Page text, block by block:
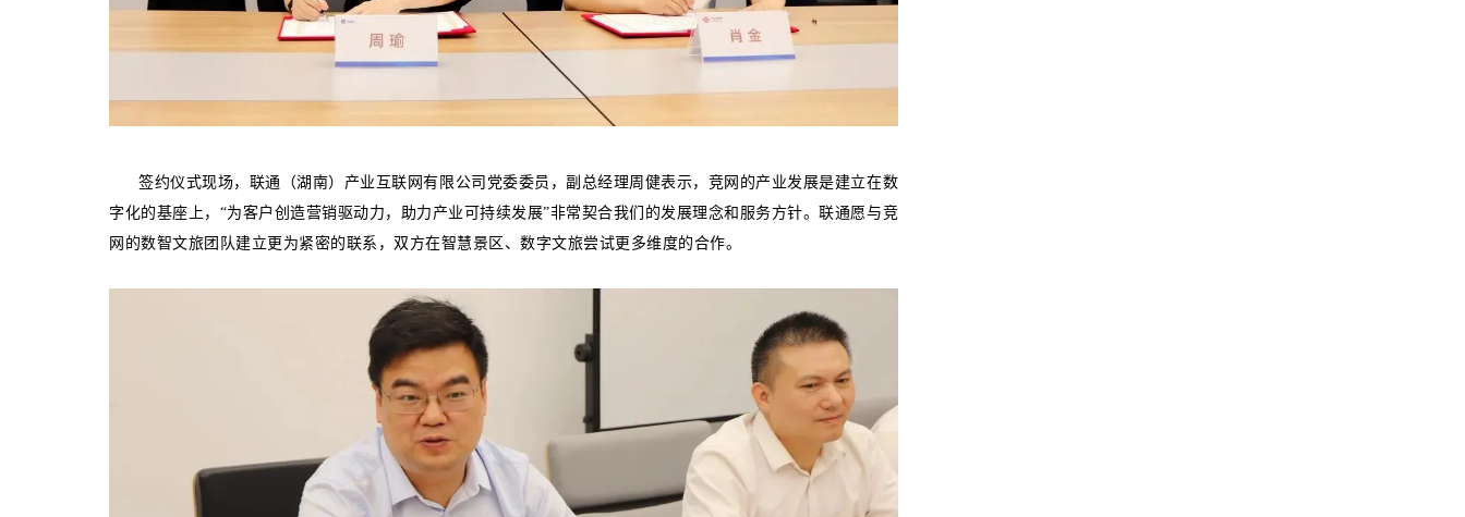
签约仪式现场，联通（湖南）产业互联网有限公司党委委员，副总经理周健表示，竞网的产业发展是建立在数
字化的基座上，“为客户创造营销驱动力，助力产业可持续发展”非常契合我们的发展理念和服务方针。联通愿与竞
网的数智文旅团队建立更为紧密的联系，双方在智慧景区、数字文旅尝试更多维度的合作。